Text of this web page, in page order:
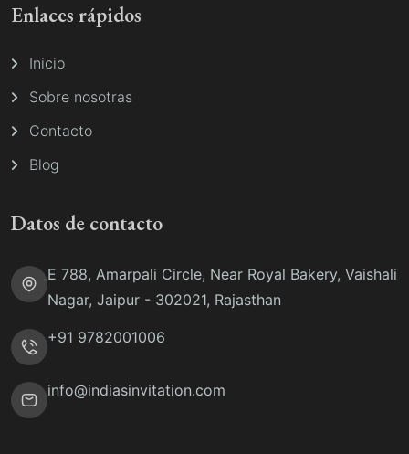
Enlaces rápidos
Inicio
Sobre nosotras
Contacto
Blog
Datos de contacto
E 788, Amarpali Circle, Near Royal Bakery, Vaishali
Nagar, Jaipur - 302021, Rajasthan
+91 9782001006
info@indiasinvitation.com